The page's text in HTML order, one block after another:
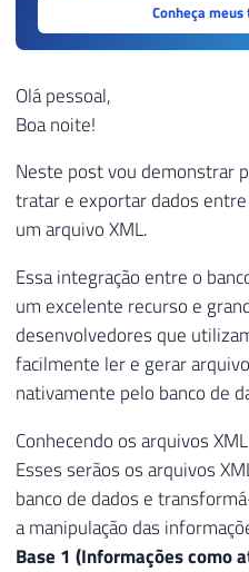
Conheça
Olá pessoal,
Boa noite!
Neste post vou demonstrar
tratar e exportar dados
um arquivo XML.
Essa integração entre o
um excelente recurso e
desenvolvedores que
facilmente ler e gerar
nativamente pelo banco de
Conhecendo os arquivos
Esses serãos os arquivos
banco de dados e
a manipulação das
Base 1 (Informações como